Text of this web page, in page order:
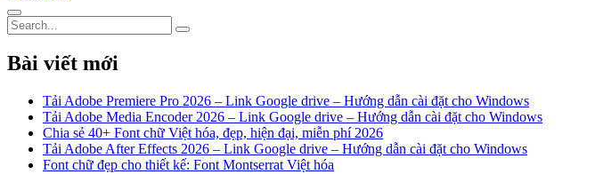
Bài viết mới
Tải Adobe Premiere Pro 2026 – Link Google drive – Hướng dẫn cài đặt cho Windows
Tải Adobe Media Encoder 2026 – Link Google drive – Hướng dẫn cài đặt cho Windows
Chia sẻ 40+ Font chữ Việt hóa, đẹp, hiện đại, miễn phí 2026
Tải Adobe After Effects 2026 – Link Google drive – Hướng dẫn cài đặt cho Windows
Font chữ đẹp cho thiết kế: Font Montserrat Việt hóa